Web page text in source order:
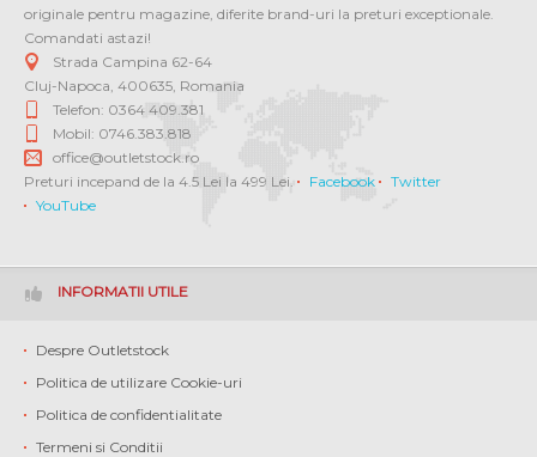
originale pentru magazine, diferite brand-uri la preturi exceptionale.
Comandati astazi!
Strada Campina 62-64
Cluj-Napoca 400635 Romania
Telefon: 0364 409.381
Mobil: 0746.383.818
office@outletstock.ro
Preturi incepand de la 4.5 Lei la 499 Lei.
Facebook
Twitter
YouTube
INFORMATII UTILE
Despre Outletstock
Politica de utilizare Cookie-uri
Politica de confidentialitate
Termeni si Conditii